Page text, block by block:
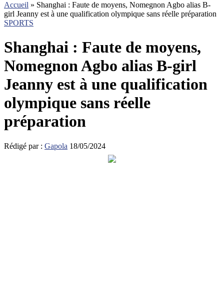
Accueil » Shanghai : Faute de moyens, Nomegnon Agbo alias B-
girl Jeanny est à une qualification olympique sans réelle préparation
SPORTS
Shanghai : Faute de moyens,
Nomegnon Agbo alias B-girl
Jeanny est à une qualification
olympique sans réelle
préparation
Rédigé par : Gapola 18/05/2024